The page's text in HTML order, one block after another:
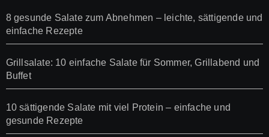
8 gesunde Salate zum Abnehmen – leichte, sättigende und
einfache Rezepte
Grillsalate: 10 einfache Salate für Sommer, Grillabend und
Buffet
10 sättigende Salate mit viel Protein – einfache und
gesunde Rezepte